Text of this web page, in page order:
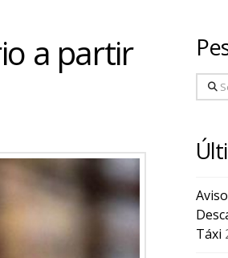
a partir
Táxi